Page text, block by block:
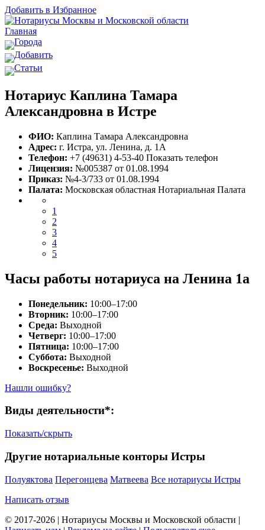
Добавить в Избранное
Главная
Города
Добавить
Статьи
Нотариус Каплина Тамара
Александровна в Истре
ФИО: Каплина Тамара Александровна
Адрес: г. Истра, ул. Ленина, д. 1А
Телефон: +7 (49631) 4-53-40 Показать телефон
Лицензия: №005387 от 01.08.1994
Приказ: №4-3/733 от 01.08.1994
Палата: Московская областная Нотариальная Палата
1
2
3
4
5
Часы работы нотариуса на Ленина 1а
Понедельник: 10:00–17:00
Вторник: 10:00–17:00
Среда: Выходной
Четверг: 10:00–17:00
Пятница: 10:00–17:00
Суббота: Выходной
Воскресенье: Выходной
Нашли ошибку?
Виды деятельности*:
Показать/скрыть
Другие нотариальные конторы Истры
Полуяктова Перегонцева Матвеева Все нотариусы Истры
Написать отзыв
© 2017-2026 | Нотариусы Москвы и Московской области |